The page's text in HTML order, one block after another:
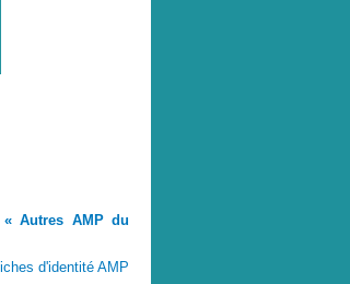
Autres AMP du
d'identité AMP